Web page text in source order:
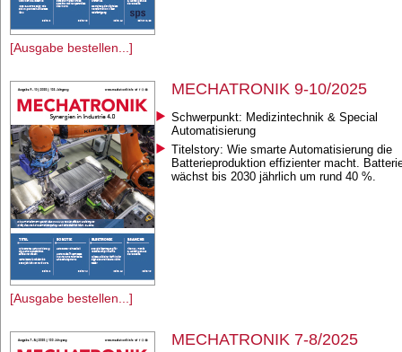
[Ausgabe bestellen...]
[Ausgabe bestellen...]
MECHATRONIK 9-10/2025
Schwerpunkt: Medizintechnik & Special
Automatisierung
Titelstory: Wie smarte Automatisierung die
Batterieproduktion effizienter macht.
wächst bis 2030 jährlich um rund 40 %.
MECHATRONIK 7-8/2025